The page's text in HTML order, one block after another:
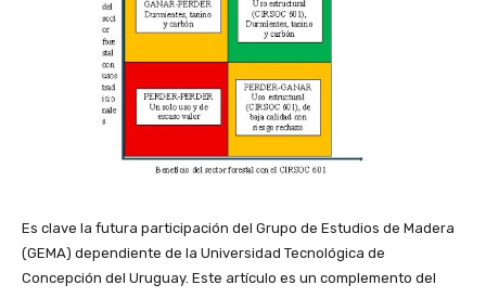
Es clave la futura participación del Grupo de Estudios de Madera
(GEMA) dependiente de la Universidad Tecnológica de
Concepción del Uruguay. Este artículo es un complemento del